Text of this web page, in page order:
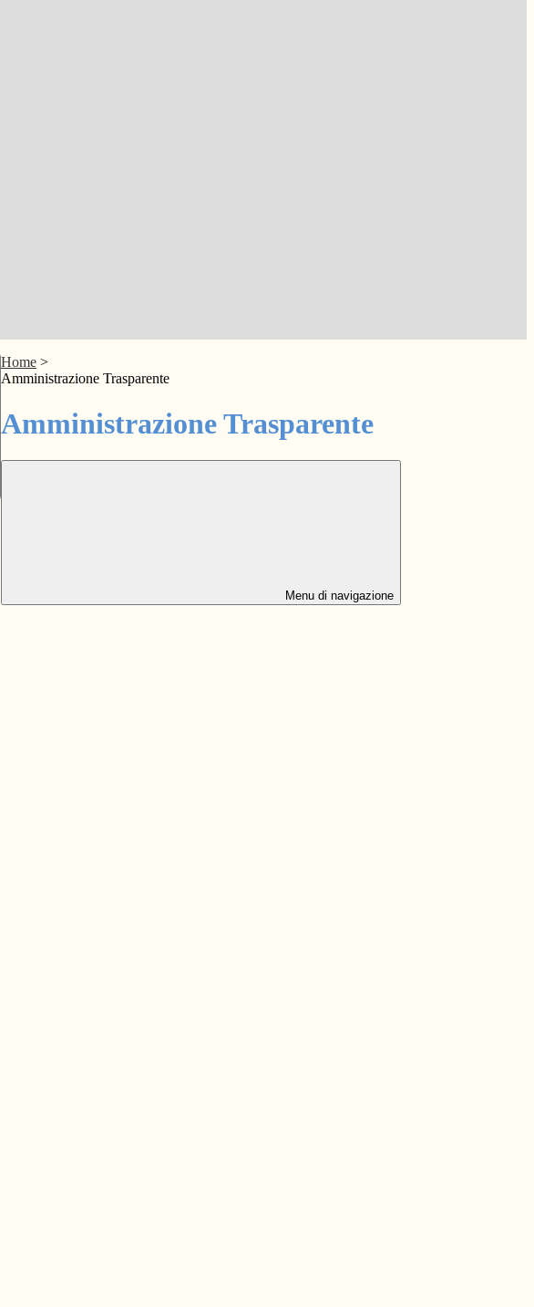
Home >
Amministrazione Trasparente
Amministrazione Trasparente
Menu di navigazione